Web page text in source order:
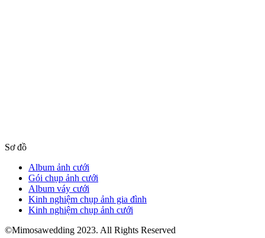
Sơ đồ
Album ảnh cưới
Gói chụp ảnh cưới
Album váy cưới
Kinh nghiệm chụp ảnh gia đình
Kinh nghiệm chụp ảnh cưới
©Mimosawedding 2023. All Rights Reserved